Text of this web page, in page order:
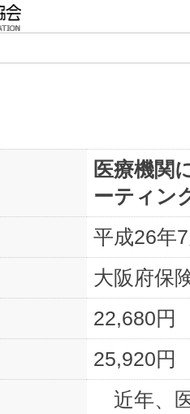
医療機関
ーティン
平成26年
大阪府
22,680円
25,920円
近年、